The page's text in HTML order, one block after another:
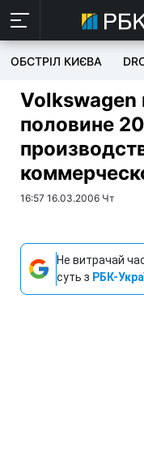
ОБСТРІЛ КИЄВА
Volkswagen
половине
16:57 16.03.2006 Чт
Не витрачай
суть з РБК-